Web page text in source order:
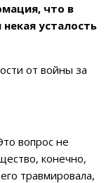
что в
усталость
от войны за
вопрос не
конечно,
травмировала,